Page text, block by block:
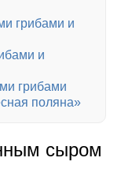
грибами и
и
грибами
поляна»
сыром